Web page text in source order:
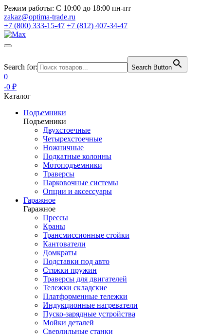
Режим работы: С 10:00 до 18:00 пн-пт
zakaz@optima-trade.ru
+7 (800) 333-15-47 +7 (812) 407-34-47
Search for: Search Button
0
-0 ₽
Каталог
Подъемники
Подъемники
Двухстоечные
Четырехстоечные
Ножничные
Подкатные колонны
Мотоподъемники
Траверсы
Парковочные системы
Опции и аксессуары
Гаражное
Гаражное
Прессы
Краны
Трансмиссионные стойки
Кантователи
Домкраты
Подставки под авто
Стяжки пружин
Траверсы для двигателей
Тележки складские
Платформенные тележки
Индукционные нагреватели
Пуско-зарядные устройства
Мойки деталей
Сверлильные станки